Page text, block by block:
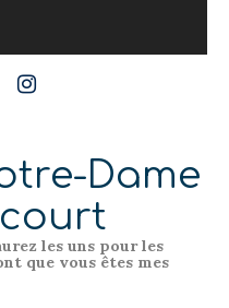
Dame
les uns pour les
que vous êtes mes